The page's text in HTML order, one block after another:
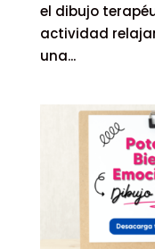
el dibujo
actividad
una...